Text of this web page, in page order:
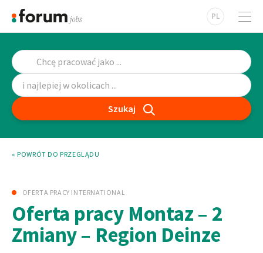
PL
Szukaj
« POWRÓT DO PRZEGLĄDU
OFERTA PRACY INTERNATIONAL
Oferta pracy Montaz – 2
Zmiany – Region Deinze